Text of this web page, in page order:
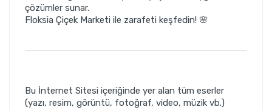
çözümler sunar.
Floksia Çiçek Marketi ile zarafeti keşfedin! 🌸
Bu İnternet Sitesi içeriğinde yer alan tüm eserler
(yazı, resim, görüntü, fotoğraf, video, müzik vb.)